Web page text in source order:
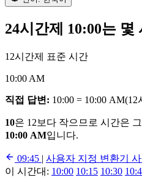
24시간제 10:00는 몇
12시간제 표준 시간
10:00 AM
직접 답변: 10:00 = 10:00
10은 12보다 작으므로 시간은
10:00 AM입니다.
09:45 | 사용자 지정 변환기
이 시간대: 10:00 10:15 10:30